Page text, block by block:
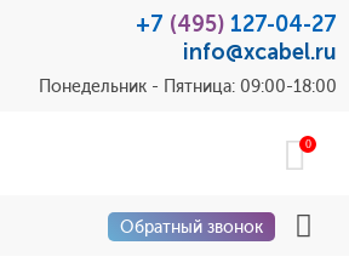
+7 (495) 127-04-27
info@xcabel.ru
Понедельник - Пятница: 09:00-18:00
0
Обратный звонок